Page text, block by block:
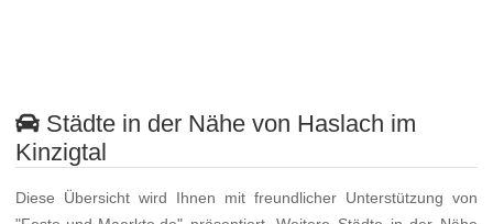
Städte in der Nähe von Haslach im
Kinzigtal
Diese Übersicht wird Ihnen mit freundlicher Unterstützung von